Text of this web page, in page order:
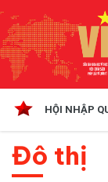
HỘI NHẬP
Đô thị